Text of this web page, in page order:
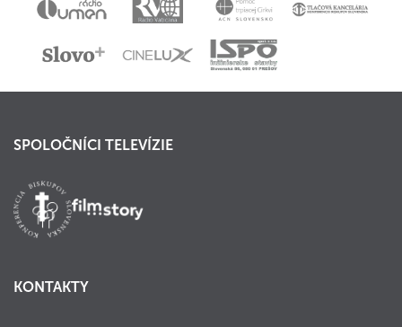
SPOLOČNÍCI TELEVÍZIE
KONTAKTY